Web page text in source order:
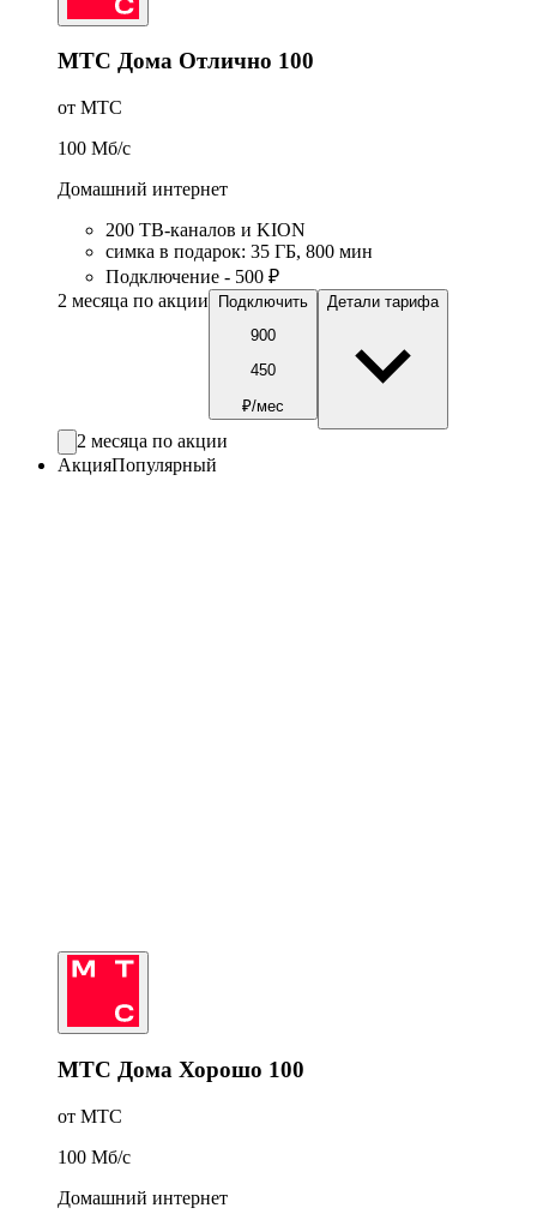
МТС Дома Отлично 100
от МТС
100 Мб/c
Домашний интернет
200 ТВ-каналов и KION
симка в подарок: 35 ГБ, 800 мин
Подключение - 500 ₽
2 месяца по акции
Подключить
900
450
₽/мес
Детали тарифа
2 месяца по акции
АкцияПопулярный
МТС Дома Хорошо 100
от МТС
100 Мб/c
Домашний интернет